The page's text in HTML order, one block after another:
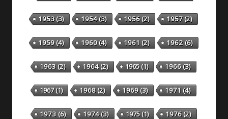
1953(3) 1954(3) 1956(2) 1957(2)
1959(4) 1960(4) 1961 (2) 1962(6)
1963(2) 1964(2) 1965(1) 1966(3)
1967(1) 1968(2) 1969(3) 1971 (4)
1973(6) 1974(3) 1975(1) 1976(2)